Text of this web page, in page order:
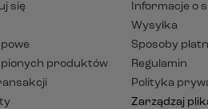
się
produktów
Informacje o
Wysyłka
Sposoby
Regulamin
Polityka
Zarządzaj